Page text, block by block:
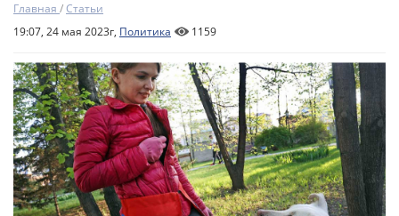
Главная /Статьи
19:07, 24 мая 2023г, Политика 1159